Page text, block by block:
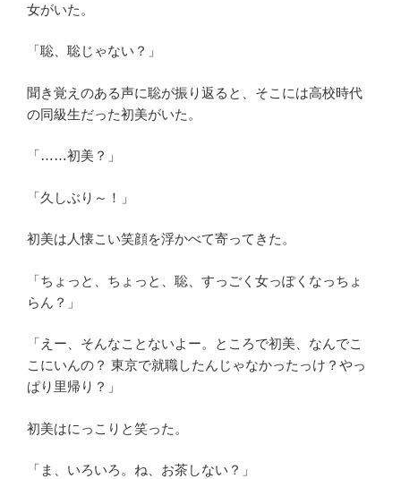
女がいた。
「聡、聡じゃない？」
聞き覚えのある声に聡が振り返ると、そこには高校時代
の同級生だった初美がいた。
「……初美？」
「久しぶり～！」
初美は人懐こい笑顔を浮かべて寄ってきた。
「ちょっと、ちょっと、聡、すっごく女っぽくなっちょ
らん？」
「えー、そんなことないよー。ところで初美、なんでこ
こにいんの？ 東京で就職したんじゃなかったっけ？やっ
ぱり里帰り？」
初美はにっこりと笑った。
「ま、いろいろ。ね、お茶しない？」